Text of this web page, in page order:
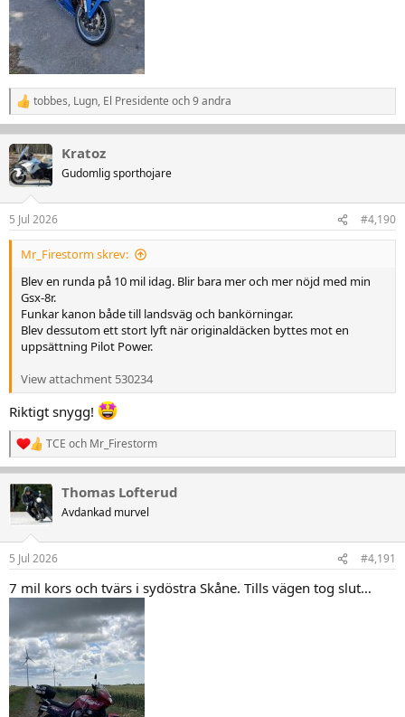
R
e
a
k
t
i
n
e
r
tobbes, Lugn, El Presidente och 9 andra
Kratoz
Gudomlig sporthojare
5 Jul 2026 #4,190
Mr_Firestorm skrev:
Blev en runda på 10 mil idag. Blir bara mer och mer nöjd med min
Gsx-8r.
Funkar kanon både till landsväg och bankörningar.
Blev dessutom ett stort lyft när originaldäcken byttes mot en
uppsättning Pilot Power.
View attachment 530234
Riktigt snygg!
R
e
a
k
t
i
e
TCE och Mr_Firestorm
Thomas Lofterud
Avdankad murvel
5 Jul 2026 #4,191
7 mil kors och tvärs i sydöstra Skåne. Tills vägen tog slut…